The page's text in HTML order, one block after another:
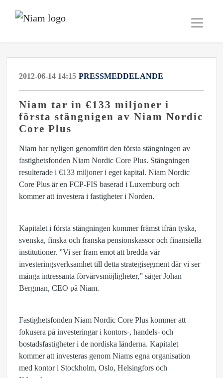
2012-06-14 14:15 PRESSMEDDELANDE
Niam tar in €133 miljoner i
första stängnigen av Niam Nordic
Core Plus
Niam har nyligen genomfört den första stängningen av
fastighetsfonden Niam Nordic Core Plus. Stängningen
resulterade i €133 miljoner i eget kapital. Niam Nordic
Core Plus är en FCP-FIS baserad i Luxemburg och
kommer att investera i fastigheter i Norden.
Kapitalet i första stängningen kommer främst ifrån tyska,
svenska, finska och franska pensionskassor och finansiella
institutioner. ”Vi ser fram emot att bredda vår
investeringsverksamhet till detta strategisegment där vi ser
många intressanta förvärvsmöjligheter,” säger Johan
Bergman, CEO på Niam.
Fastighetsfonden Niam Nordic Core Plus kommer att
fokusera på investeringar i kontors-, handels- och
bostadsfastigheter i de nordiska länderna. Kapitalet
kommer att investeras genom Niams egna organisation
med kontor i Stockholm, Oslo, Helsingfors och